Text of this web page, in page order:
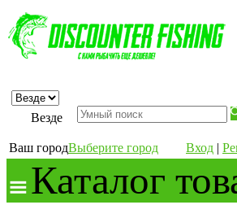
Везде
Ваш городВыберите город Вход |
Каталог